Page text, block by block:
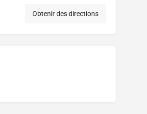
Obtenir des directions